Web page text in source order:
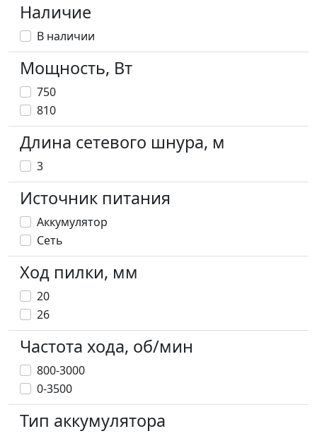
Наличие
В наличии
Мощность, Вт
750
810
Длина сетевого шнура, м
3
Источник питания
Аккумулятор
Сеть
Ход пилки, мм
20
26
Частота хода, об/мин
800-3000
0-3500
Тип аккумулятора